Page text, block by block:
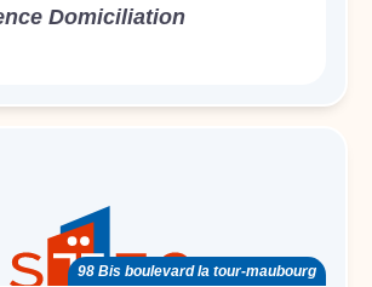
Domiciliation
98 Bis boulevard la tour-maubourg